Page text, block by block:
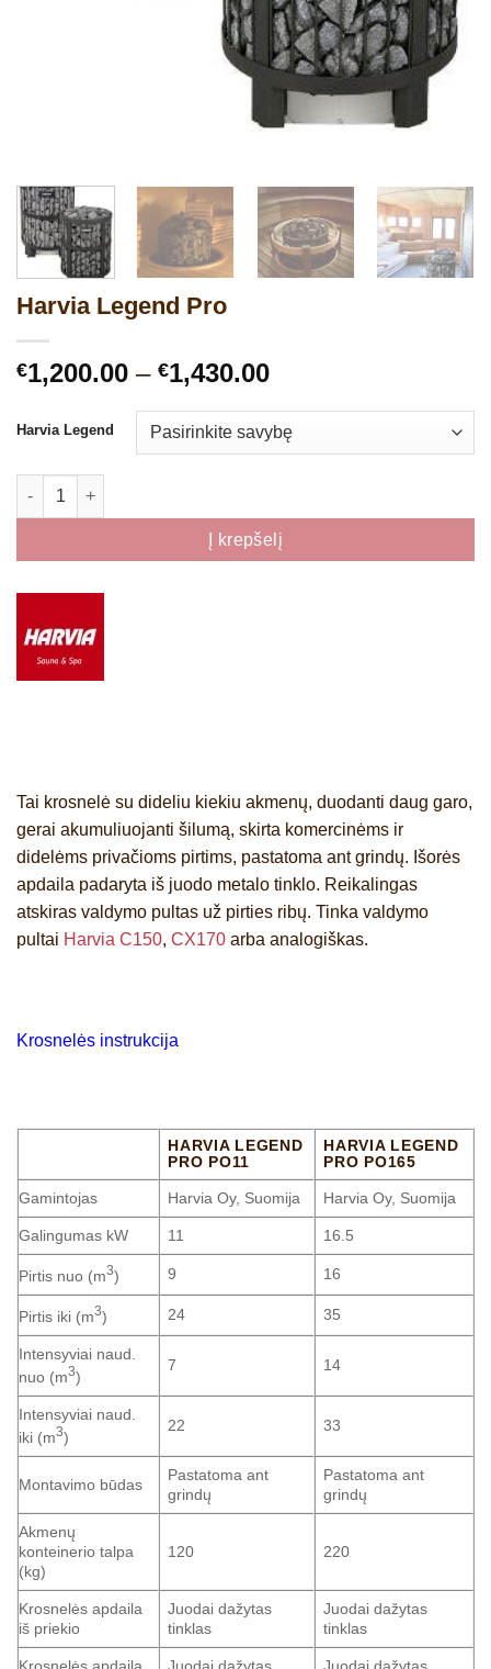
Harvia Legend Pro
€1,200.00 – €1,430.00Price
€1,200.00
through
Harvia Legend
produkto kiekis: Harvia Legend Pro
Į krepšelį
Tai krosnelė su dideliu kiekiu akmenų, duodanti daug garo,
gerai akumuliuojanti šilumą, skirta komercinėms ir
didelėms privačioms pirtims, pastatoma ant grindų. Išorės
apdaila padaryta iš juodo metalo tinklo. Reikalingas
atskiras valdymo pultas už pirties ribų. Tinka valdymo
pultai Harvia C150, CX170 arba analogiškas.
Krosnelės instrukcija
HARVIA LEGEND
PRO PO11
HARVIA LEGEND
PRO PO165
Gamintojas Harvia Oy, Suomija Harvia Oy, Suomija
Galingumas kW 11 16.5
Pirtis nuo (m3) 9 16
Pirtis iki (m3) 24 35
Intensyviai naud.
nuo (m3)
7 14
Intensyviai naud.
iki (m3)
22 33
Montavimo būdas
Pastatoma ant
grindų
Pastatoma ant
grindų
Akmenų
konteinerio talpa
(kg)
120 220
Krosnelės apdaila
iš priekio
Juodai dažytas
tinklas
Juodai dažytas
tinklas
Krosnelės apdaila Juodai dažytas Juodai dažytas